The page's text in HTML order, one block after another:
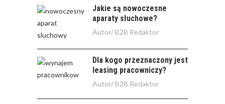
Jakie są nowoczesne
aparaty słuchowe?
Autor/ B2B Redaktor
Dla kogo przeznaczony jest
leasing pracowniczy?
Autor/ B2B Redaktor